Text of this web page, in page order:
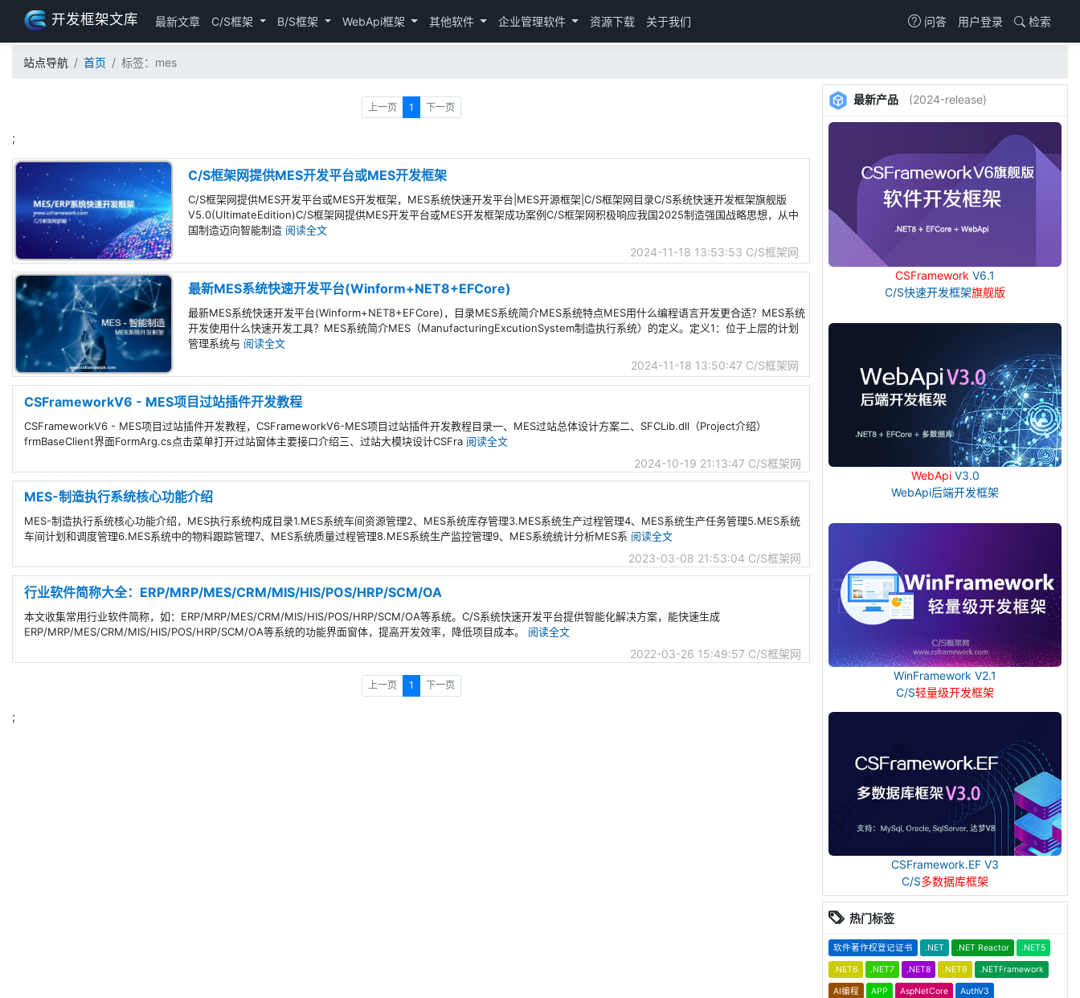
开发框架文库 最新文章 C/S框架 B/S框架 WebApi框架 其他软件 企业管理软件 资源下载 关于我们 问答 用户登录 检索
站点导航 首页 标签：mes
上一页 1 下一页
;
C/S框架网提供MES开发平台或MES开发框架
C/S框架网提供MES开发平台或MES开发框架，MES系统快速开发平台|MES开源框架|C/S框架网目录C/S系统快速开发框架旗舰版
V5.0(UltimateEdition)C/S框架网提供MES开发平台或MES开发框架成功案例C/S框架网积极响应我国2025制造强国战略思想，从中
国制造迈向智能制造 阅读全文
2024-11-18 13:53:53 C/S框架网
最新MES系统快速开发平台(Winform+NET8+EFCore)
最新MES系统快速开发平台(Winform+NET8+EFCore)，目录MES系统简介MES系统特点MES用什么编程语言开发更合适？MES系统
开发使用什么快速开发工具？MES系统简介MES（ManufacturingExcutionSystem制造执行系统）的定义。定义1：位于上层的计划
管理系统与 阅读全文
2024-11-18 13:50:47 C/S框架网
CSFrameworkV6 - MES项目过站插件开发教程
CSFrameworkV6 - MES项目过站插件开发教程，CSFrameworkV6-MES项目过站插件开发教程目录一、MES过站总体设计方案二、SFCLib.dll（Project介绍）
frmBaseClient界面FormArg.cs点击菜单打开过站窗体主要接口介绍三、过站大模块设计CSFra 阅读全文
2024-10-19 21:13:47 C/S框架网
MES-制造执行系统核心功能介绍
MES-制造执行系统核心功能介绍，MES执行系统构成目录1.MES系统车间资源管理2、MES系统库存管理3.MES系统生产过程管理4、MES系统生产任务管理5.MES系统
车间计划和调度管理6.MES系统中的物料跟踪管理7、MES系统质量过程管理8.MES系统生产监控管理9、MES系统统计分析MES系 阅读全文
2023-03-08 21:53:04 C/S框架网
行业软件简称大全：ERP/MRP/MES/CRM/MIS/HIS/POS/HRP/SCM/OA
本文收集常用行业软件简称，如：ERP/MRP/MES/CRM/MIS/HIS/POS/HRP/SCM/OA等系统。C/S系统快速开发平台提供智能化解决方案，能快速生成
ERP/MRP/MES/CRM/MIS/HIS/POS/HRP/SCM/OA等系统的功能界面窗体，提高开发效率，降低项目成本。 阅读全文
2022-03-26 15:49:57 C/S框架网
上一页 1 下一页
;
最新产品 (2024-release)
CSFramework V6.1
C/S快速开发框架旗舰版
WebApiV3.0
WebApi后端开发框架
WinFramework V2.1
C/S轻量级开发框架
CSFramework.EF V3
C/S多数据库框架
热门标签
软件著作权登记证书 .NET .NET Reactor .NET5
.NET6 .NET7 .NET8 .NET9 .NETFramework
AI编程 APP AspNetCore AuthV3